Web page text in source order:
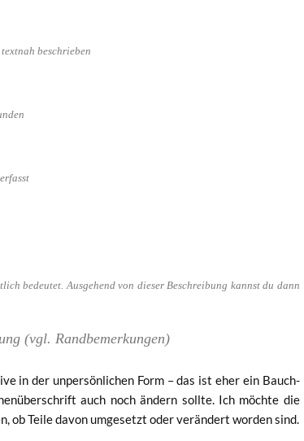
beschrieben
bedeu­tet. Aus­ge­hend von die­ser Beschrei­bung kannst du dann
(vgl. Randbemerkungen)
in der unper­sön­li­chen Form – das ist eher ein Bauch­
auch noch ändern soll­te. Ich möch­te die
ob Tei­le davon umge­setzt oder ver­än­dert wor­den sind.